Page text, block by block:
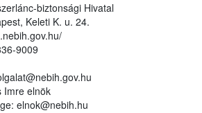
biztonsági Hivatal
Keleti K. u. 24.
9009
Imre elnök
elnok@nebih.hu